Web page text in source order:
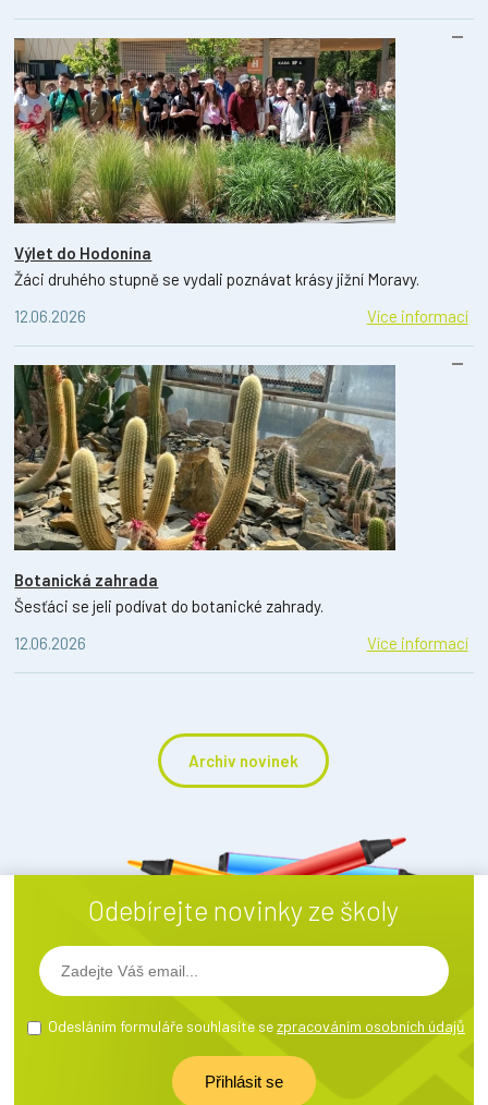
Výlet do Hodonína
Žáci druhého stupně se vydali poznávat krásy jižní Moravy.
12.06.2026
Více informací
Botanická zahrada
Šesťáci se jeli podívat do botanické zahrady.
12.06.2026
Více informací
Archiv novinek
Odebírejte novinky ze školy
Odesláním formuláře souhlasíte sezpracováním osobních údajů